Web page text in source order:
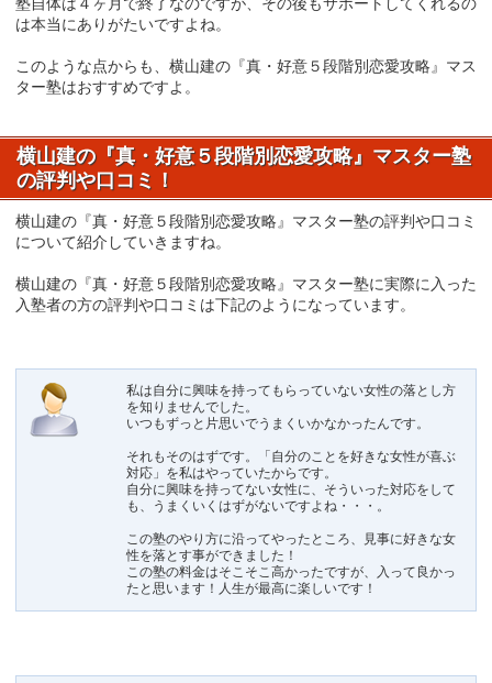
は本当にありがたいですよね。
このような点からも、横山建の『真・好意５段階別恋愛攻略』マス
ター塾はおすすめですよ。
横山建の『真・好意５段階別恋愛攻略』マスター塾
の評判や口コミ！
横山建の『真・好意５段階別恋愛攻略』マスター塾の評判や口コミ
について紹介していきますね。
横山建の『真・好意５段階別恋愛攻略』マスター塾に実際に入った
入塾者の方の評判や口コミは下記のようになっています。
私は自分に興味を持ってもらっていない女性の落とし方
を知りませんでした。
いつもずっと片思いでうまくいかなかったんです。
それもそのはずです。「自分のことを好きな女性が喜ぶ
対応」を私はやっていたからです。
自分に興味を持ってない女性に、そういった対応をして
も、うまくいくはずがないですよね・・・。
この塾のやり方に沿ってやったところ、見事に好きな女
性を落とす事ができました！
この塾の料金はそこそこ高かったですが、入って良かっ
たと思います！人生が最高に楽しいです！